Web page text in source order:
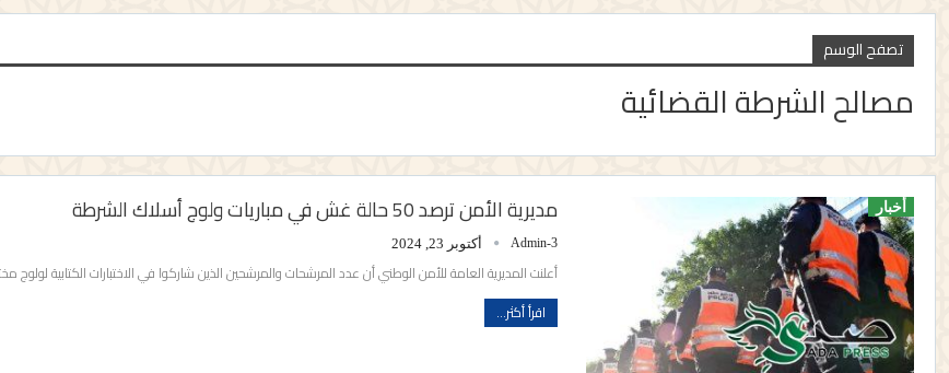
تصفح الوسم
مصالح الشرطة القضائية
أخبار مديرية الأمن ترصد 50 حالة غش في مباريات ولوج أسلاك الشرطة
Admin-3 أكتوبر 23, 2024
أعلنت المديرية العامة للأمن الوطني أن عدد المرشحات والمرشحين الذين شاركوا في الاختبارات الكتابية لولوج
اقرأ أكثر...